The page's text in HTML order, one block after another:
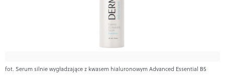
fot. Serum silnie wygładzające z kwasem hialuronowym Advanced Essential B5